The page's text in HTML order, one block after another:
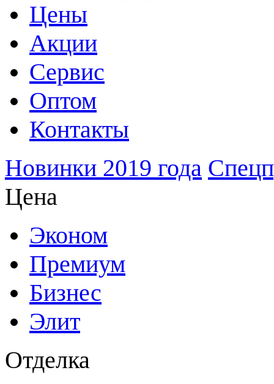
Цены
Акции
Сервис
Оптом
Контакты
Новинки 2019 года
Цена
Эконом
Премиум
Бизнес
Элит
Отделка